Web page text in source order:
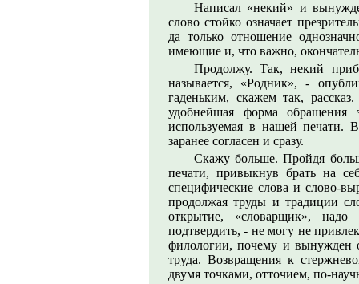
Написал «некий» и
слово стойко означает
да только отношение
имеющие и, что важно,
Продолжу. Так, некий
называется, «Родник», -
гаденьким, скажем так,
удобнейшая форма обращения
используемая в нашей печати.
заранее согласен и сразу.
Скажу больше. Пройдя
печати, привыкнув брать на
специфические слова и слово-
продолжая труды и традиции
открытие, «словарщик»,
подтвердить, - не могу не
филологии, почему и вынужден
труда. Возвращения к
двумя точками, отточием, по-